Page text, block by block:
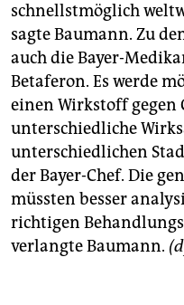
schnellstmöglich
sagte Baumann. Zu
auch die Bayer-
Betaferon. Es werde
einen Wirkstoff gegen
unterschiedliche
unterschiedlichen
der Bayer-Chef. Die
müssten besser
richtigen
verlangte Baumann.